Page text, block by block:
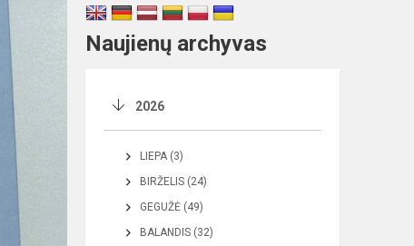
Naujienų archyvas
2026
LIEPA (3)
BIRŽELIS (24)
GEGUŽĖ (49)
BALANDIS (32)